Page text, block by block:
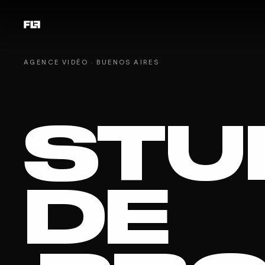
AGENCE VIDÉO · BUENOS AIRES
DE